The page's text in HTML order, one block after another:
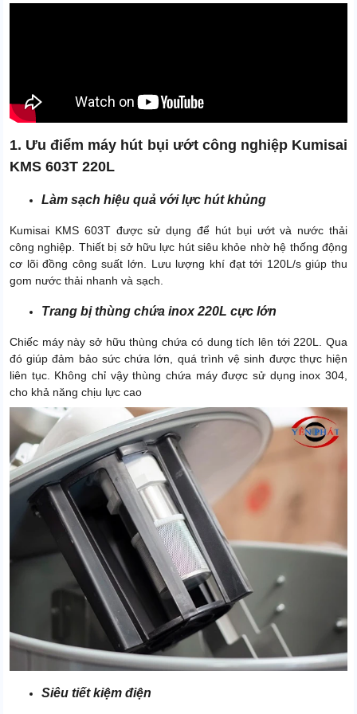
1. Ưu điểm máy hút bụi ướt công nghiệp Kumisai
KMS 603T 220L
Làm sạch hiệu quả với lực hút khủng
Kumisai KMS 603T được sử dụng để hút bụi ướt và nước thải
công nghiệp. Thiết bị sở hữu lực hút siêu khỏe nhờ hệ thống động
cơ lõi đồng công suất lớn. Lưu lượng khí đạt tới 120L/s giúp thu
gom nước thải nhanh và sạch.
Trang bị thùng chứa inox 220L cực lớn
Chiếc máy này sở hữu thùng chứa có dung tích lên tới 220L. Qua
đó giúp đảm bảo sức chứa lớn, quá trình vệ sinh được thực hiện
liên tục. Không chỉ vậy thùng chứa máy được sử dụng inox 304,
cho khả năng chịu lực cao
Siêu tiết kiệm điện